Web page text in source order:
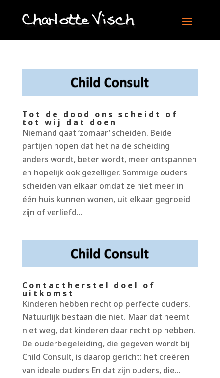
Tot de dood ons scheidt of
tot wij dat doen
Niemand gaat ‘zomaar’ scheiden. Beide
partijen hopen dat het na de scheiding
anders wordt, beter wordt, meer ontspannen
en hopelijk ook gezelliger. Sommige ouders
scheiden van elkaar omdat ze niet meer in
één huis kunnen wonen, uit elkaar gegroeid
zijn of verliefd...
Contactherstel doel of
uitkomst
Kinderen hebben recht op perfecte ouders.
Natuurlijk bestaan die niet. Maar dat neemt
niet weg, dat kinderen daar recht op hebben.
De ouderbegeleiding, die gegeven wordt bij
Child Consult, is daarop gericht: het creëren
van ideale ouders En dat zijn ouders, die...